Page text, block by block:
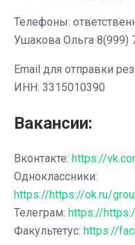
Телефоны:
Ушакова Ольга 8(999)
Email для отправки
ИНН: 3315010390
Вакансии:
Вконтакте: https://
Одноклассники:
https://https://ok.ru/
Телеграм: https://
Факультетус: https://